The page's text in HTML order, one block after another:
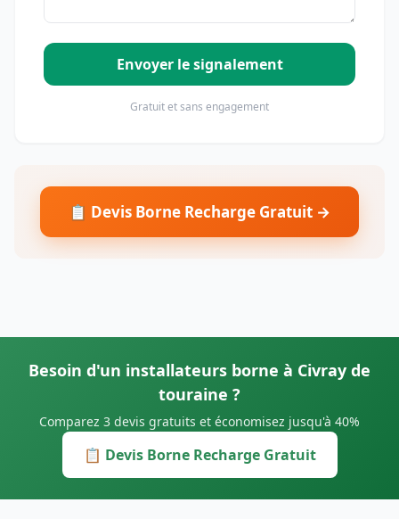
Envoyer le signalement
Gratuit et sans engagement
📋 Devis Borne Recharge Gratuit →
Besoin d'un installateurs borne à Civray de
touraine ?
Comparez 3 devis gratuits et économisez jusqu'à 40%
📋 Devis Borne Recharge Gratuit